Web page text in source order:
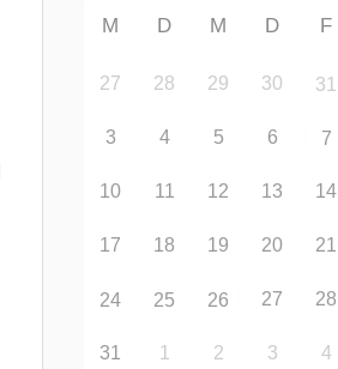
M D M D F
27 28 29 30 31
3 4 5 6 7
10 11 12 13 14
17 18 19 20 21
24 25 26 27 28
31 1 2 3 4